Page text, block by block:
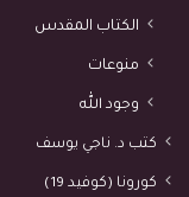
الكتاب المقدس
منوعات
وجود الله
كتب د. ناجي يوسف
كورونا (كوفيد 19)